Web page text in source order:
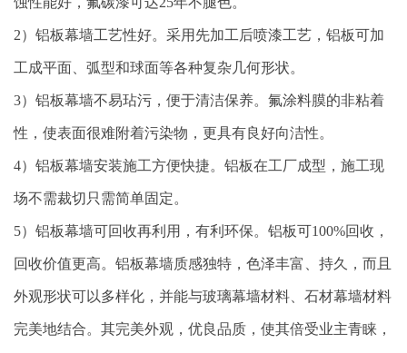
2）铝板幕墙工艺性好。采用先加工后喷漆工艺，铝板可加
工成平面、弧型和球面等各种复杂几何形状。
3）铝板幕墙不易玷污，便于清洁保养。氟涂料膜的非粘着
性，使表面很难附着污染物，更具有良好向洁性。
4）铝板幕墙安装施工方便快捷。铝板在工厂成型，施工现
场不需裁切只需简单固定。
5）铝板幕墙可回收再利用，有利环保。铝板可100%回收，
回收价值更高。铝板幕墙质感独特，色泽丰富、持久，而且
外观形状可以多样化，并能与玻璃幕墙材料、石材幕墙材料
完美地结合。其完美外观，优良品质，使其倍受业主青睐，